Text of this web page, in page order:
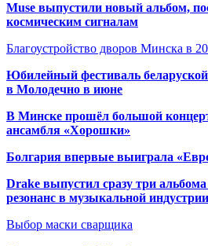
Muse выпустили новый альбом,
космическим сигналам
Благоустройство дворов Минска в
Юбилейный фестиваль беларуской
в Молодечно в июне
В Минске прошёл большой
ансамбля «Хорошки»
Болгария впервые выиграла
Drake выпустил сразу три
резонанс в музыкальной индустрии
Выбор маски сварщика